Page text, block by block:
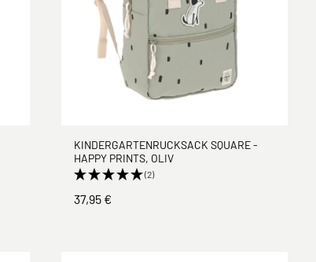
KINDERGARTENRUCKSACK SQUARE -
HAPPY PRINTS, OLIV
(2)
37,95 €